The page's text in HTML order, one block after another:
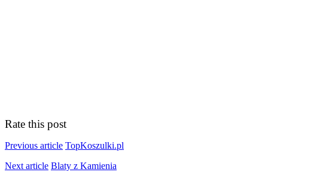
Rate this post
Previous article TopKoszulki.pl
Next article Blaty z Kamienia